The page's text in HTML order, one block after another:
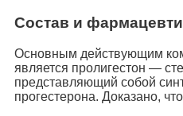
Состав и
Основным действующим
является пролигестон —
представляющий собой
прогестерона. Доказано,